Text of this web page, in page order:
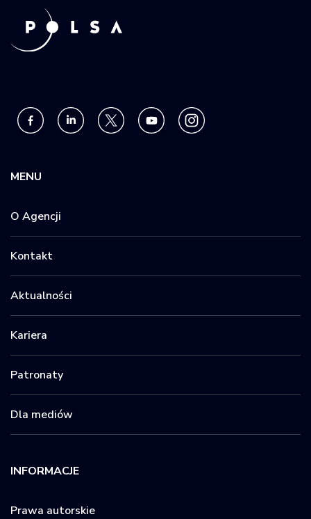
MENU
O Agencji
Kontakt
Aktualności
Kariera
Patronaty
Dla mediów
INFORMACJE
Prawa autorskie